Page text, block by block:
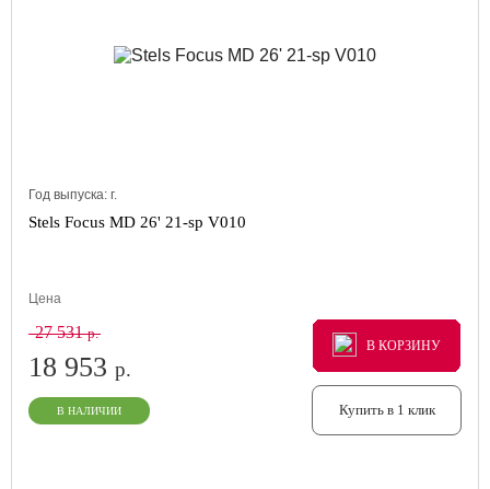
Год выпуска: г.
Stels Focus MD 26' 21-sp V010
Цена
27 531р.
18 953 р.
В НАЛИЧИИ
В КОРЗИНУ
В КОРЗИНУ
В КОРЗИНУ
Купить в 1 клик